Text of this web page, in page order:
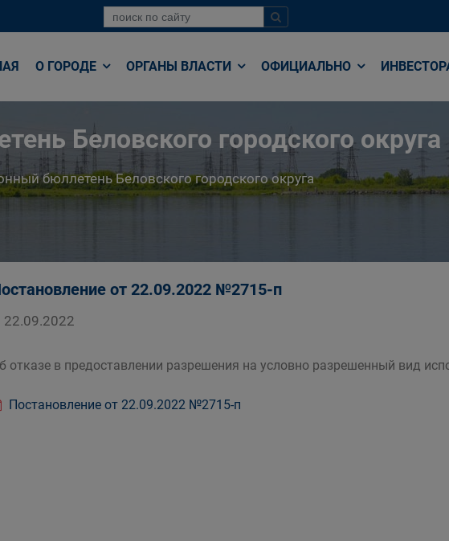
О ГОРОДЕ ОРГАНЫ ВЛАСТИ ОФИЦИАЛЬНО
Беловского городского округа
бюллетень Беловского городского округа
от 22.09.2022 №2715-п
22.09.2022
отказе в предоставлении разрешения на условно разрешенный вид
Постановление от 22.09.2022 №2715-п